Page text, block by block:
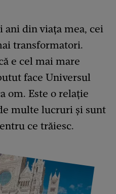
ani din viaţa mea, cei
transformatori.
e cel mai mare
face Universul
om. Este o relaţie
multe lucruri şi sunt
ce trăiesc.